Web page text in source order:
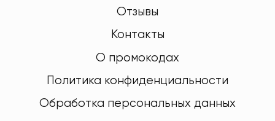
Отзывы
Контакты
О промокодах
Политика конфиденциальности
Обработка персональных данных